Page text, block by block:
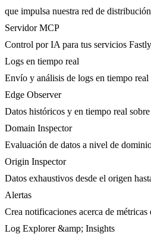
que impulsa nuestra red de
Servidor MCP
Control por IA para tus servicios
Logs en tiempo real
Envío y análisis de logs en tiempo real
Edge Observer
Datos históricos y en tiempo real
Domain Inspector
Evaluación de datos a nivel de
Origin Inspector
Datos exhaustivos desde el origen
Alertas
Crea notificaciones acerca de métricas
Log Explorer &amp; Insights